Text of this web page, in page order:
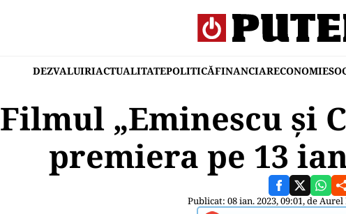
DEZVALUIRIACTUALITATEPOLITICĂFINANCIARECONOMIE
Filmul „Eminescu și
premiera pe 13
Publicat: 08 ian. 2023, 09:01, deAurel